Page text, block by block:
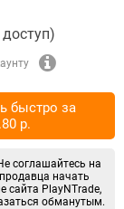
быстро за
p.
соглашайтесь на
начать
сайта PlayNTrade,
обманутым.